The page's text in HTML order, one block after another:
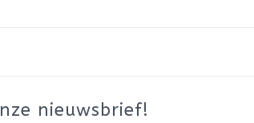
nieuwsbrief!